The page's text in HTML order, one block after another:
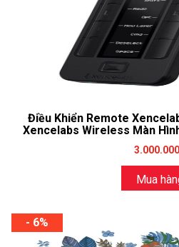
Điều Khiển Remote
Xencelabs Wireless Màn
Vòng
Mua
- 6%